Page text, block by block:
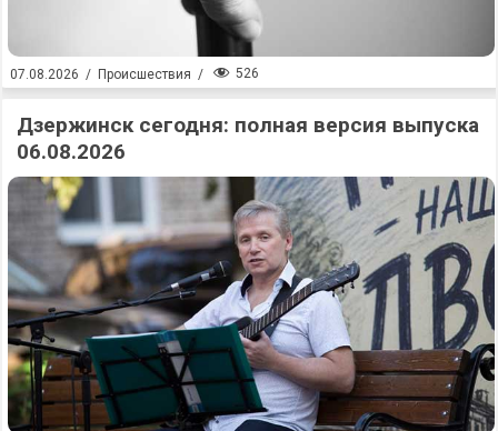
07.08.2026 / Происшествия / 526
Дзержинск сегодня: полная версия выпуска
06.08.2026